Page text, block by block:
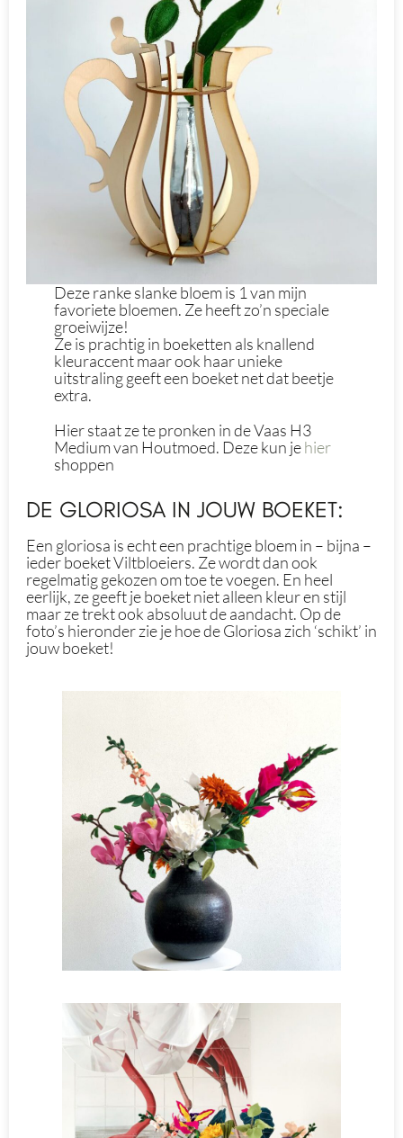
Deze ranke slanke bloem is 1 van mijn
favoriete bloemen. Ze heeft zo’n speciale
groeiwijze!
Ze is prachtig in boeketten als knallend
kleuraccent maar ook haar unieke
uitstraling geeft een boeket net dat beetje
extra.
Hier staat ze te pronken in de Vaas H3
Medium van Houtmoed. Deze kun jehier
shoppen
DE GLORIOSA IN JOUW BOEKET:
Een gloriosa is echt een prachtige bloem in – bijna –
ieder boeket Viltbloeiers. Ze wordt dan ook
regelmatig gekozen om toe te voegen. En heel
eerlijk, ze geeft je boeket niet alleen kleur en stijl
maar ze trekt ook absoluut de aandacht. Op de
foto’s hieronder zie je hoe de Gloriosa zich ‘schikt’ in
jouw boeket!